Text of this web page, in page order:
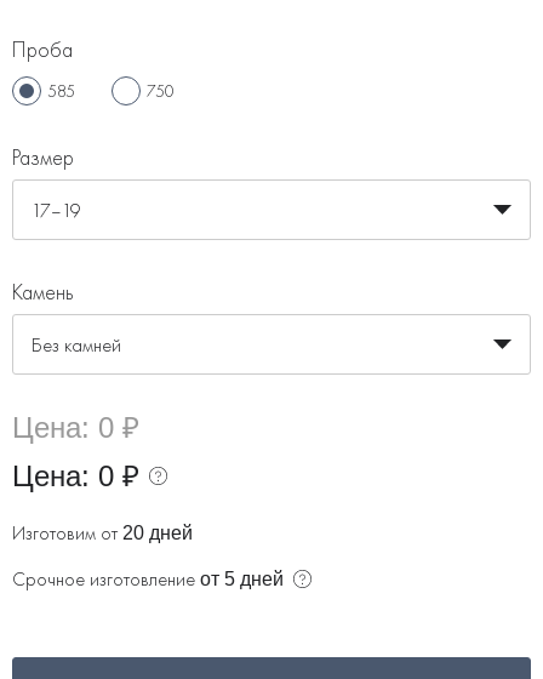
Проба
585 750
Размер
17–19
Камень
Без камней
Цена: 0 ₽
Цена: 0 ₽
Изготовим от 20 дней
Срочное изготовление от 5 дней